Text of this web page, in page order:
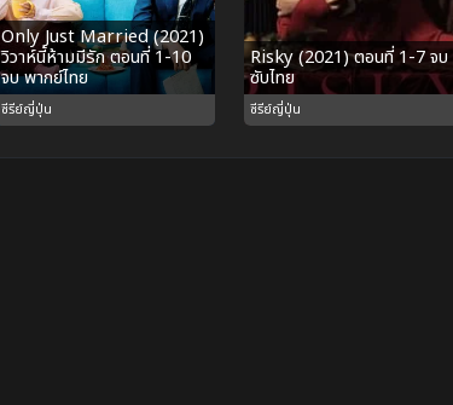
Only Just Married (2021)
วิวาห์นี้ห้ามมีรัก ตอนที่ 1-10
จบ พากย์ไทย
ซีรีย์ญี่ปุ่น
Risky (2021) ตอนที่ 1-7 จบ
ซับไทย
ซีรีย์ญี่ปุ่น